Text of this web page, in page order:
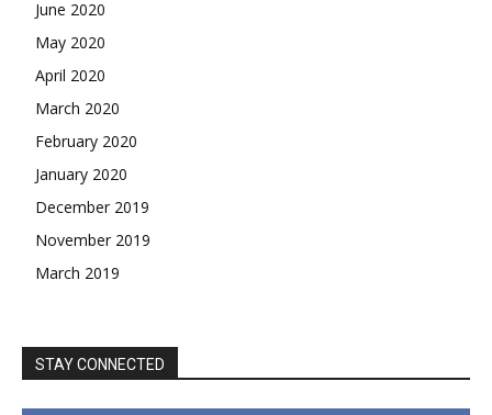
June 2020
May 2020
April 2020
March 2020
February 2020
January 2020
December 2019
November 2019
March 2019
STAY CONNECTED